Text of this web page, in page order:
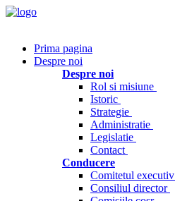
Prima pagina
Despre noi
Despre noi
Rol si misiune
Istoric
Strategie
Administratie
Legislatie
Contact
Conducere
Comitetul executiv
Consiliul director